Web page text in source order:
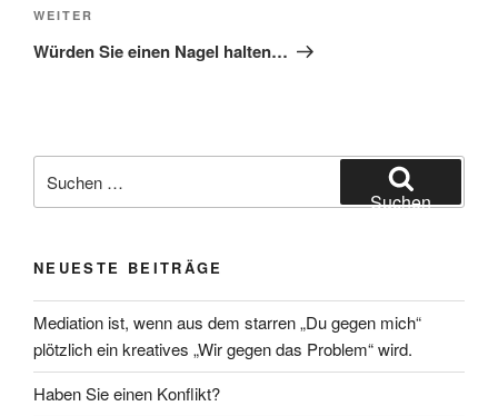
Nächster
Beitrag
WEITER
Würden Sie einen Nagel halten…
nach:
Suchen
NEUESTE BEITRÄGE
Mediation ist, wenn aus dem starren „Du gegen mich“
plötzlich ein kreatives „Wir gegen das Problem“ wird.
Haben Sie einen Konflikt?